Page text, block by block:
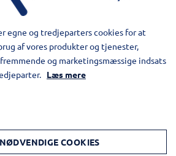
egne og tredjeparters cookies for at
af vores produkter og tjenester,
og marketingsmæssige indsats
Læs mere
COOKIES